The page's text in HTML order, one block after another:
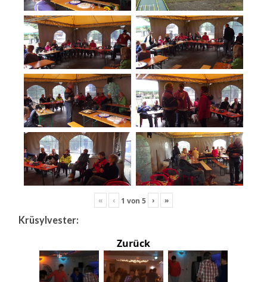
« ‹ 1 von 5 › »
Krüsylvester:
Zurück